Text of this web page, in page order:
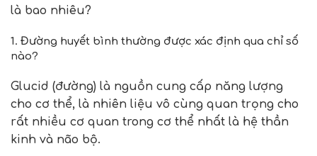
là bao nhiêu?
1. Đường huyết bình thường được xác định qua chỉ số
nào?
Glucid (đường) là nguồn cung cấp năng lượng
cho cơ thể, là nhiên liệu vô cùng quan trọng cho
rất nhiều cơ quan trong cơ thể nhất là hệ thần
kinh và não bộ.